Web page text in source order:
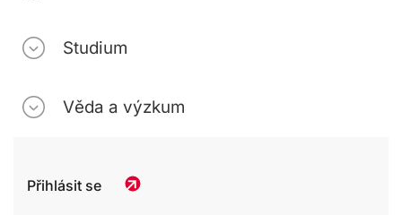
Studium
Věda a výzkum
Přihlásit se